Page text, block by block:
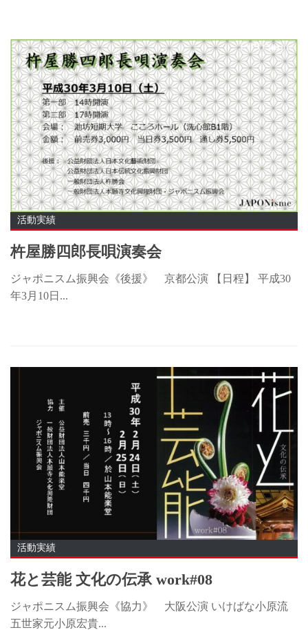
活動実績
杵屋勝四郎長唄演奏会
ジャポニスム振興会《後援》 京都公演 【日程】 平成30
年3月10日...
活動実績
花と芸能 文化の伝承 work#08
ジャポニスム振興会《協力》 大阪公演 いけばな小原流
五世家元小原宏貴...